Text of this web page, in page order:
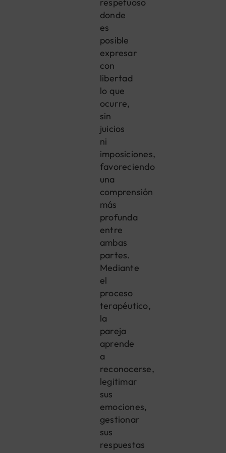
respetuoso
donde
es
posible
expresar
con
libertad
lo que
ocurre,
sin
juicios
ni
imposiciones,
favoreciendo
una
comprensión
más
profunda
entre
ambas
partes.
Mediante
el
proceso
terapéutico,
la
pareja
aprende
a
reconocerse,
legitimar
sus
emociones,
gestionar
sus
respuestas